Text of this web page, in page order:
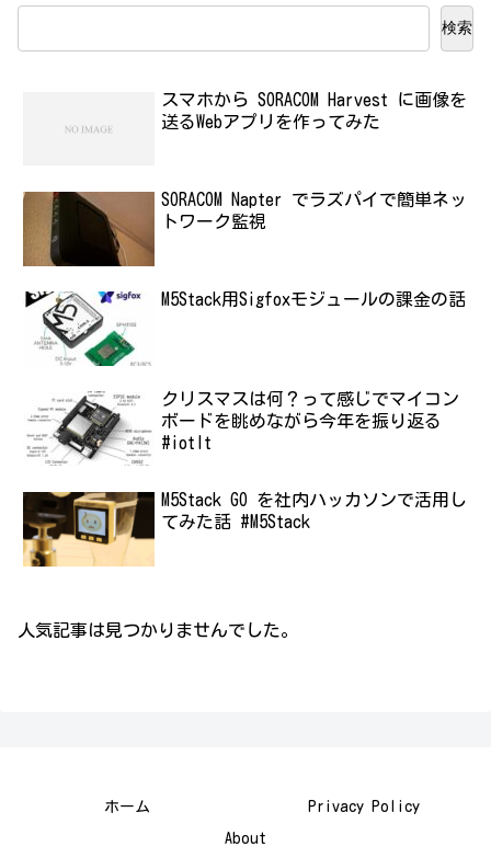
検索
スマホから SORACOM Harvest に画像を
送るWebアプリを作ってみた
SORACOM Napter でラズパイで簡単ネッ
トワーク監視
M5Stack用Sigfoxモジュールの課金の話
クリスマスは何？って感じでマイコン
ボードを眺めながら今年を振り返る
#iotlt
M5Stack GO を社内ハッカソンで活用し
てみた話 #M5Stack
人気記事は見つかりませんでした。
ホーム Privacy Policy
About